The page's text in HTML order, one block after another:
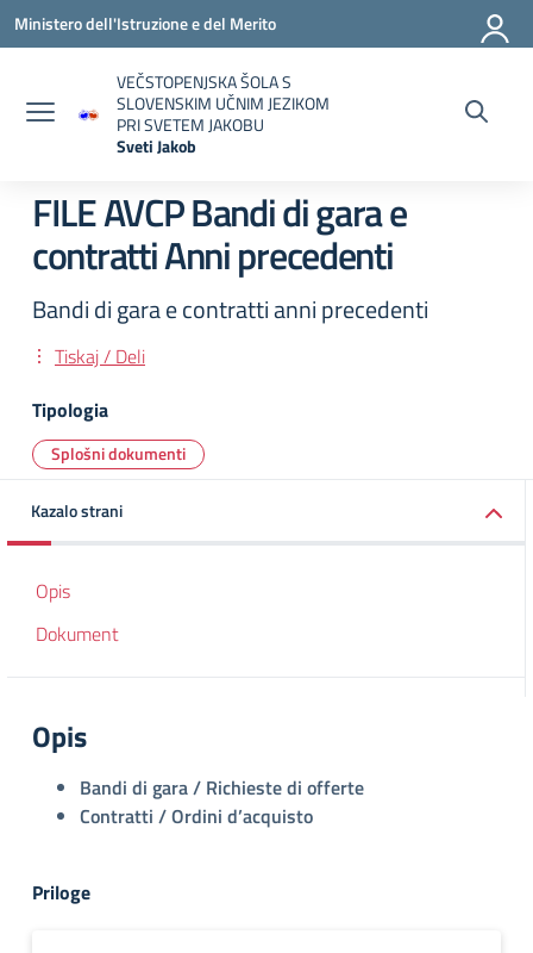
Vai ai contenuti
Vai al menu di navigazione
Vai al footer
Ministero dell'Istruzione e del Merito
VEČSTOPENJSKA ŠOLA S
SLOVENSKIM UČNIM JEZIKOM
PRI SVETEM JAKOBU
Sveti Jakob
FILE AVCP Bandi di gara e
contratti Anni precedenti
Bandi di gara e contratti anni precedenti
Tiskaj / Deli
Tipologia
Splošni dokumenti
Kazalo strani
Opis
Dokument
Opis
Bandi di gara / Richieste di offerte
Contratti / Ordini d’acquisto
Priloge